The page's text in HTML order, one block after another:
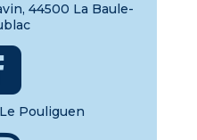
44500 La Baule-
Pouliguen